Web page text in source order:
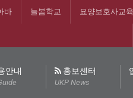
바 늘봄학교 요양보호사교
안내 홍보센터
UKP News